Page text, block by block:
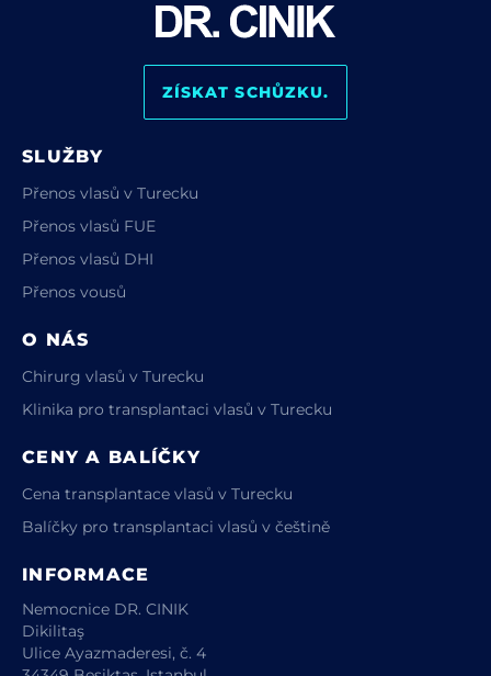
ZÍSKAT SCHŮZKU.
SLUŽBY
Přenos vlasů v Turecku
Přenos vlasů FUE
Přenos vlasů DHI
Přenos vousů
O NÁS
Chirurg vlasů v Turecku
Klinika pro transplantaci vlasů v Turecku
CENY A BALÍČKY
Cena transplantace vlasů v Turecku
Balíčky pro transplantaci vlasů v češtině
INFORMACE
Nemocnice DR. CINIK
Dikilitaş
Ulice Ayazmaderesi, č. 4